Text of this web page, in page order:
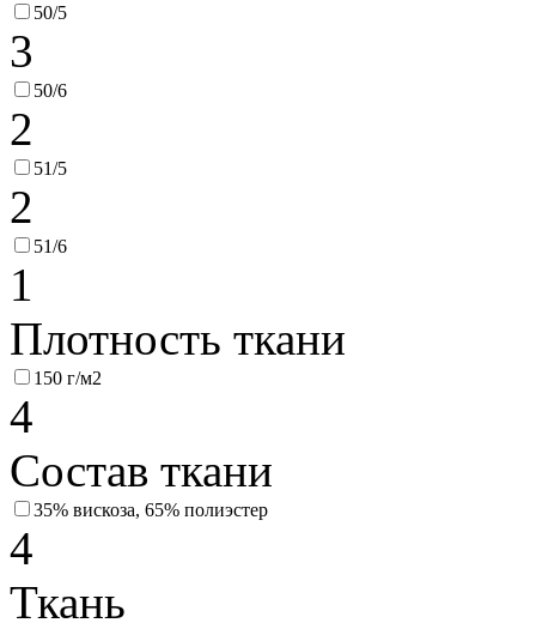
50/5
3
50/6
2
51/5
2
51/6
1
Плотность ткани
150 г/м2
4
Состав ткани
35% вискоза, 65% полиэстер
4
Ткань